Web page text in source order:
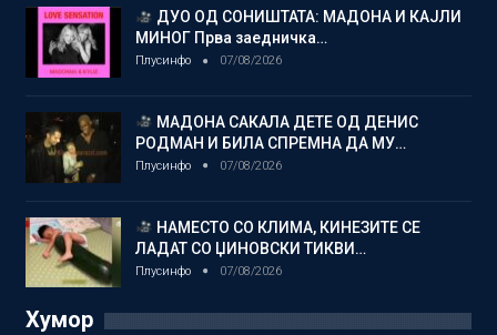
ДУО ОД СОНИШТАТА: МАДОНА И КАЈЛИ
МИНОГ Прва заедничка…
Плусинфо 07/08/2026
МАДОНА САКАЛА ДЕТЕ ОД ДЕНИС
РОДМАН И БИЛА СПРЕМНА ДА МУ…
Плусинфо 07/08/2026
НАМЕСТО СО КЛИМА, КИНЕЗИТЕ СЕ
ЛАДАТ СО ЏИНОВСКИ ТИКВИ…
Плусинфо 07/08/2026
Хумор